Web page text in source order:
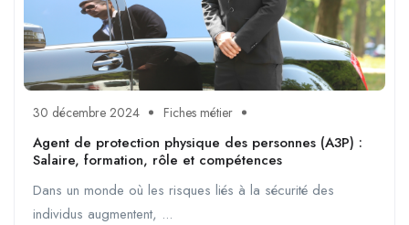
30 décembre 2024 Fiches métier
Agent de protection physique des personnes (A3P) :
Salaire, formation, rôle et compétences
Dans un monde où les risques liés à la sécurité des
individus augmentent, ...